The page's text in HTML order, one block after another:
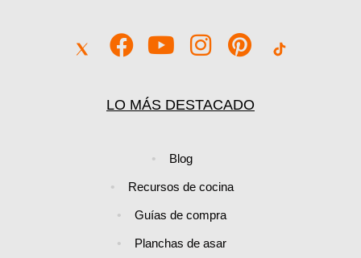
LO MÁS DESTACADO
Blog
Recursos de cocina
Guías de compra
Planchas de asar